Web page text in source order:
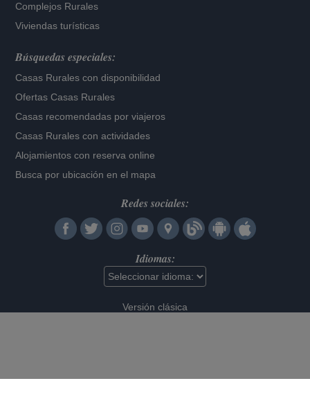
Complejos Rurales
Viviendas turísticas
Búsquedas especiales:
Casas Rurales con disponibilidad
Ofertas Casas Rurales
Casas recomendadas por viajeros
Casas Rurales con actividades
Alojamientos con reserva online
Busca por ubicación en el mapa
Redes sociales:
Idiomas:
Versión clásica